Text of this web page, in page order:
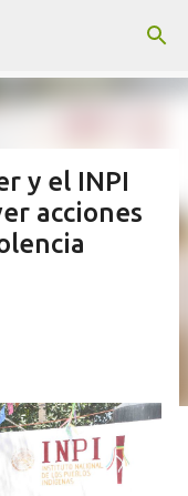
y el INPI
acciones